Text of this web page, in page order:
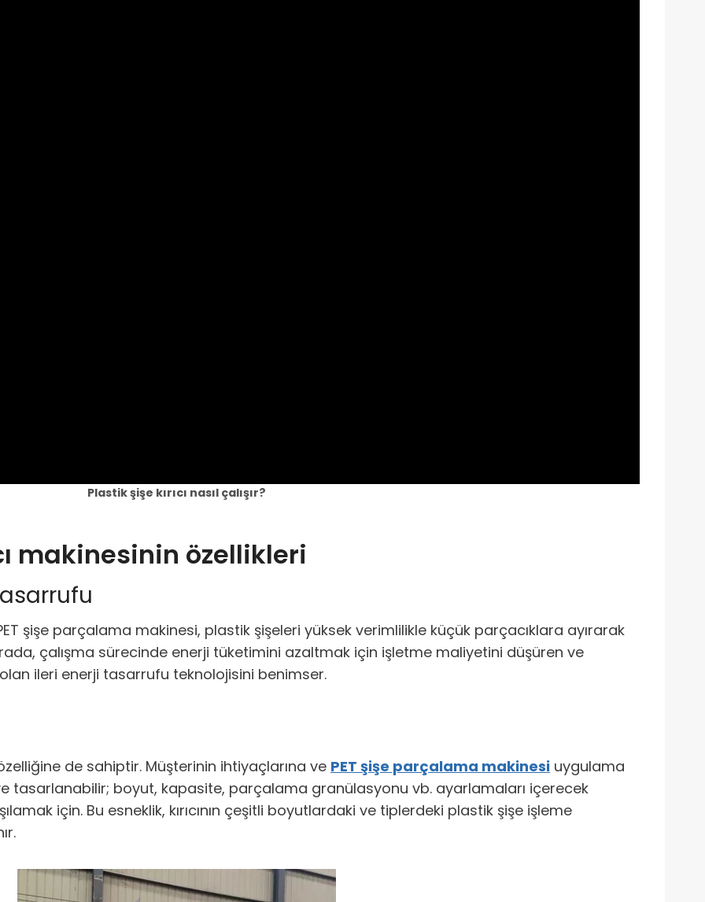
Plastik şişe kırıcı nasıl çalışır?
makinesinin özellikleri
şişe parçalama makinesi, plastik şişeleri yüksek verimlilikle küçük parçacıklara ayırarak
çalışma sürecinde enerji tüketimini azaltmak için işletme maliyetini düşüren ve
ileri enerji tasarrufu teknolojisini benimser.
de sahiptir. Müşterinin ihtiyaçlarına ve PET şişe parçalama makinesi uygulama
tasarlanabilir; boyut, kapasite, parçalama granülasyonu vb. ayarlamaları içerecek
için. Bu esneklik, kırıcının çeşitli boyutlardaki ve tiplerdeki plastik şişe işleme